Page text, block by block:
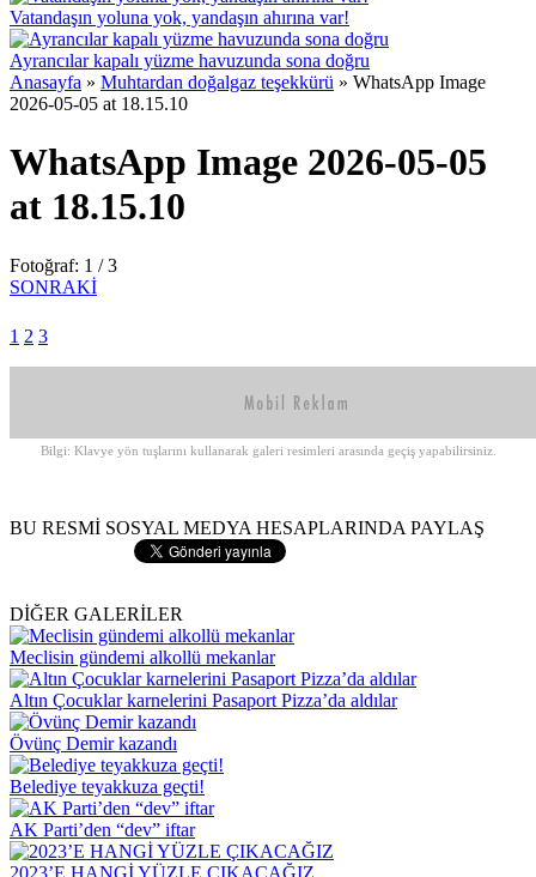
Vatandaşın yoluna yok, yandaşın ahırına var!
Ayrancılar kapalı yüzme havuzunda sona doğru
Anasayfa » Muhtardan doğalgaz teşekkürü » WhatsApp Image
2026-05-05 at 18.15.10
WhatsApp Image 2026-05-05
at 18.15.10
Fotoğraf: 1 / 3
SONRAKİ
1 2 3
Bilgi: Klavye yön tuşlarını kullanarak galeri resimleri arasında geçiş yapabilirsiniz.
BU RESMİ SOSYAL MEDYA HESAPLARINDA PAYLAŞ
DİĞER GALERİLER
Meclisin gündemi alkollü mekanlar
Altın Çocuklar karnelerini Pasaport Pizza’da aldılar
Övünç Demir kazandı
Belediye teyakkuza geçti!
AK Parti’den “dev” iftar
2023’E HANGİ YÜZLE ÇIKACAĞIZ